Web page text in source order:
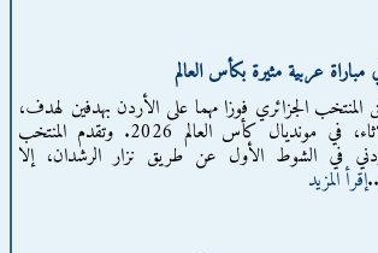
مباراة عربية مثيرة بكأس العالم
الجزائري فوزا مهما على الأردن بهدفين لهدف،
الثلاثاء، في مونديال كأس العالم 2026. وتقدم المنتخب
في الشوط الأول عن طريق نزار الرشدان، إلا
إقرأ المزيد